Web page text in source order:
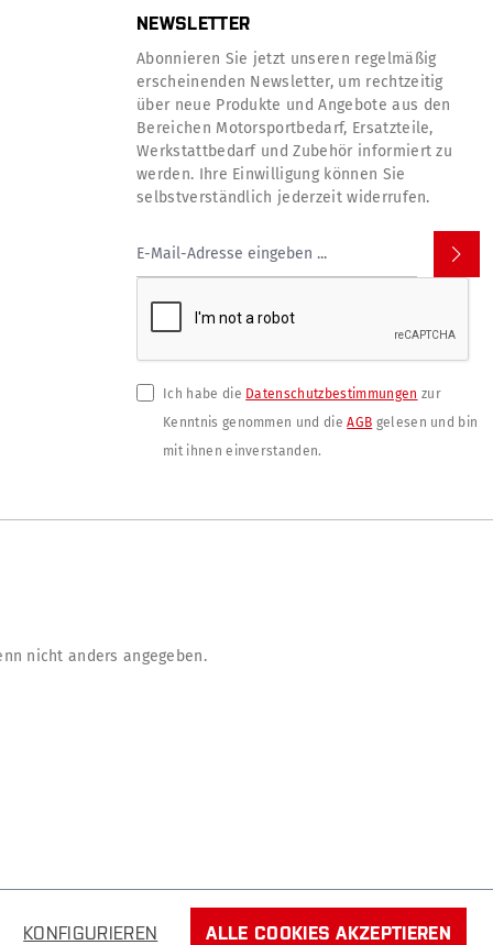
NEWSLETTER
Abonnieren Sie jetzt unseren regelmäßig
erscheinenden Newsletter, um rechtzeitig
über neue Produkte und Angebote aus den
Bereichen Motorsportbedarf, Ersatzteile,
Werkstattbedarf und Zubehör informiert zu
werden. Ihre Einwilligung können Sie
selbstverständlich jederzeit widerrufen.
Ich habe die Datenschutzbestimmungen zur
Kenntnis genommen und dieAGB gelesen und bin
mit ihnen einverstanden.
nicht anders angegeben.
KONFIGURIEREN ALLE COOKIES AKZEPTIEREN